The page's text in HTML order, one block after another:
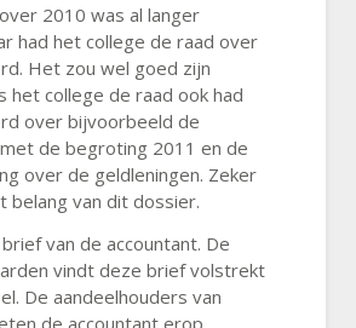
2010 was al langer
had het college de raad over
Het zou wel goed zijn
het college de raad ook had
over bijvoorbeeld de
de begroting 2011 en de
over de geldleningen. Zeker
belang van dit dossier.
van de accountant. De
vindt deze brief volstrekt
De aandeelhouders van